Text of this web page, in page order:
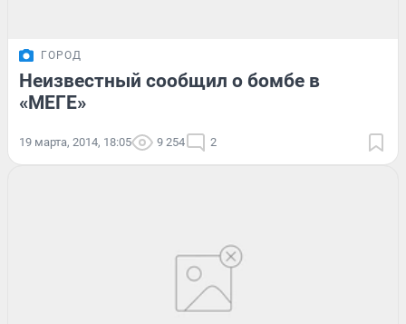
ГОРОД
Неизвестный сообщил о бомбе в
«МЕГЕ»
19 марта, 2014, 18:05 9 254 2